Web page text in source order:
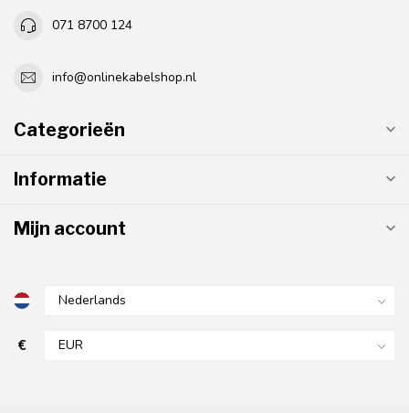
071 8700 124
info@onlinekabelshop.nl
Categorieën
Informatie
Mijn account
€